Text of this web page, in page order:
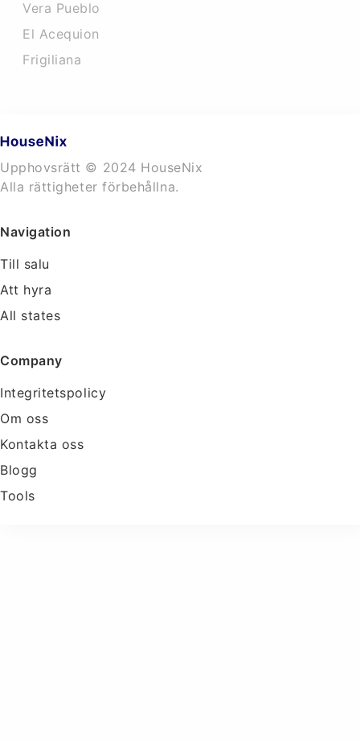
Vera Pueblo
El Acequion
Frigiliana
Upphovsrätt © 2024 HouseNix
Alla rättigheter förbehållna.
Navigation
Till salu
Att hyra
All states
Company
Integritetspolicy
Om oss
Kontakta oss
Blogg
Tools